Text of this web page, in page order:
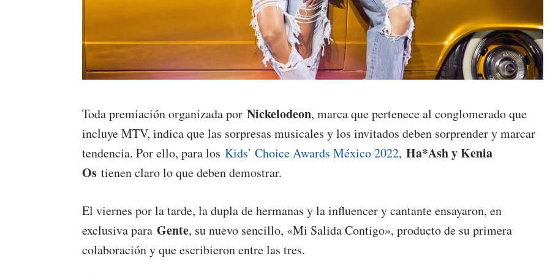
Toda premiación organizada porNickelodeon, marca que pertenece al conglomerado que
incluye MTV, indica que las sorpresas musicales y los invitados deben sorprender y marcar
tendencia. Por ello, para losKids’ Choice Awards México 2022,Ha*Ash y Kenia
Os tienen claro lo que deben demostrar.
El viernes por la tarde, la dupla de hermanas y la influencer y cantante ensayaron, en
exclusiva paraGente, su nuevo sencillo, «Mi Salida Contigo», producto de su primera
colaboración y que escribieron entre las tres.